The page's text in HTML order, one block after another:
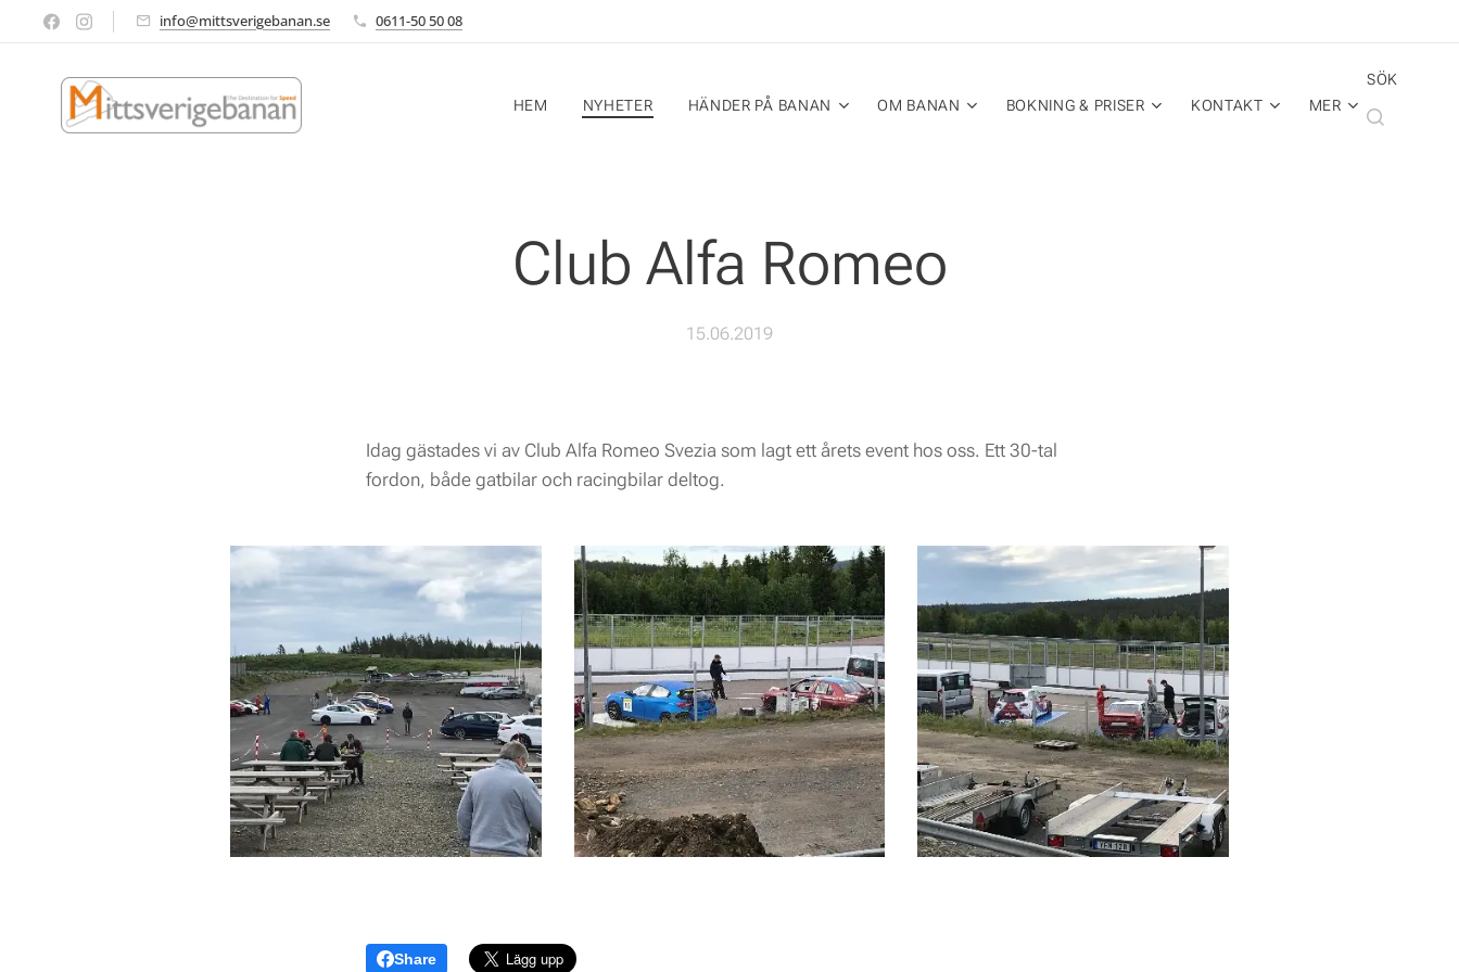
info@mittsverigebanan.se 0611-50 50 08
HEM NYHETER HÄNDER PÅ BANAN OM BANAN BOKNING & PRISER KONTAKT MER
SÖK
Club Alfa Romeo
15.06.2019
Idag gästades vi av Club Alfa Romeo Svezia som lagt ett årets event hos oss. Ett 30-tal
fordon, både gatbilar och racingbilar deltog.
Share